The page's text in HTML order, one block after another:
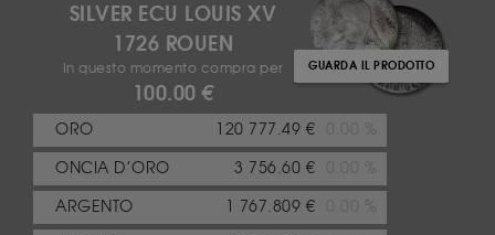
SILVER ECU LOUIS XV
1726 ROUEN
In questo momento compra per
100.00 €
GUARDA IL PRODOTTO
ORO 120 777.49 €
ONCIA D’ORO 3 756.60 €
ARGENTO 1 767.809 €